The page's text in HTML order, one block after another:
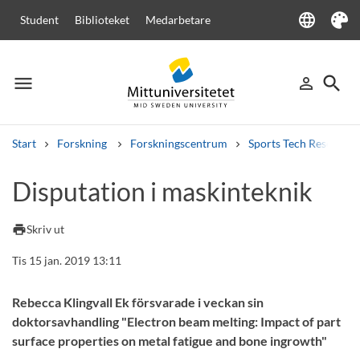
Student Biblioteket Medarbetare language
Language
Tema
menu
Meny person_outline
Logga in
search
Sök
Start Forskning Forskningscentrum Sports Tech Research
Andra söktjänster
Kurser och program
Disputation i maskinteknik
printSkriv ut
Tis 15 jan. 2019 13:11
Rebecca Klingvall Ek försvarade i veckan sin
doktorsavhandling "Electron beam melting: Impact of part
surface properties on metal fatigue and bone ingrowth"